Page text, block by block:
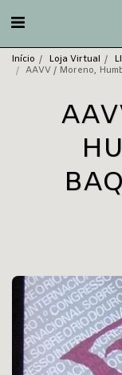
Início Loja Virtual
AAVV / Moreno,